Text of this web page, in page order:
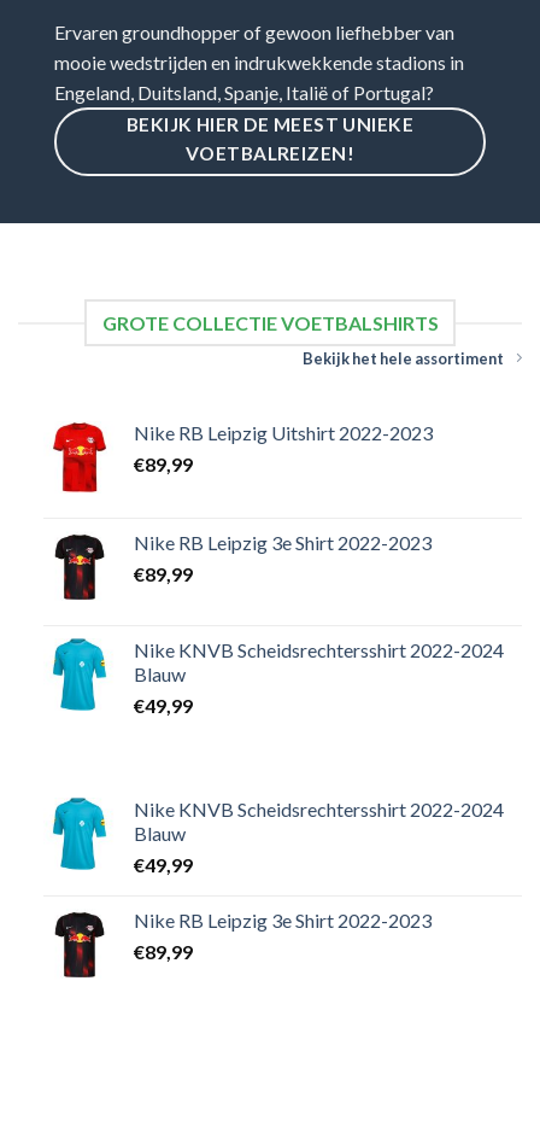
Ervaren groundhopper of gewoon liefhebber van
mooie wedstrijden en indrukwekkende stadions in
Engeland, Duitsland, Spanje, Italië of Portugal?
BEKIJK HIER DE MEEST UNIEKE
VOETBALREIZEN!
GROTE COLLECTIE VOETBALSHIRTS
Bekijk het hele assortiment
Nike RB Leipzig Uitshirt 2022-2023
€89,99
Nike RB Leipzig 3e Shirt 2022-2023
€89,99
Nike KNVB Scheidsrechtersshirt 2022-2024
Blauw
€49,99
Nike KNVB Scheidsrechtersshirt 2022-2024
Blauw
€49,99
Nike RB Leipzig 3e Shirt 2022-2023
€89,99